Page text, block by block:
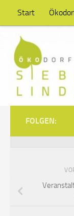
Unter dem Inhalt
Start
FOLGEN: